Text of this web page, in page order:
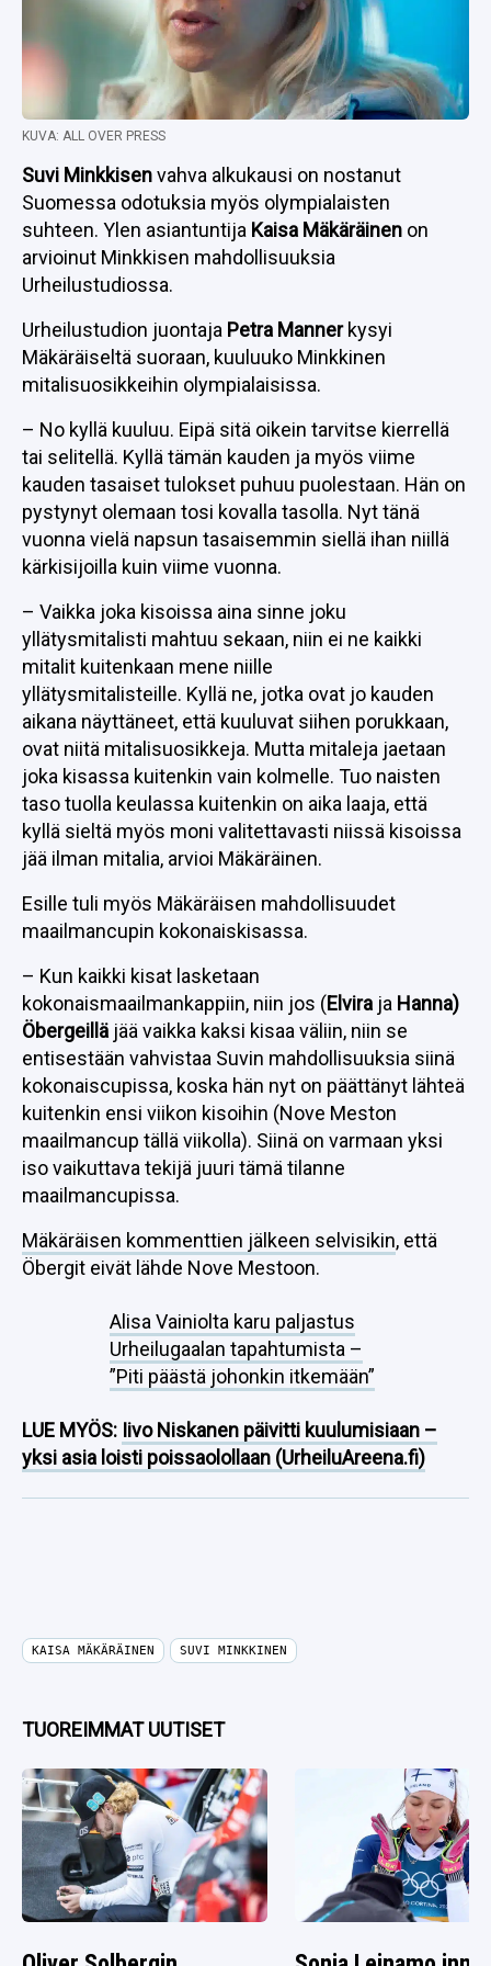
KUVA: ALL OVER PRESS
Suvi Minkkisenvahva alkukausi on nostanut
Suomessa odotuksia myös olympialaisten
suhteen. Ylen asiantuntija Kaisa Mäkäräinen on
arvioinut Minkkisen mahdollisuuksia
Urheilustudiossa.
Urheilustudion juontaja Petra Mannerkysyi
Mäkäräiseltä suoraan, kuuluuko Minkkinen
mitalisuosikkeihin olympialaisissa.
– No kyllä kuuluu. Eipä sitä oikein tarvitse kierrellä
tai selitellä. Kyllä tämän kauden ja myös viime
kauden tasaiset tulokset puhuu puolestaan. Hän on
pystynyt olemaan tosi kovalla tasolla. Nyt tänä
vuonna vielä napsun tasaisemmin siellä ihan niillä
kärkisijoilla kuin viime vuonna.
– Vaikka joka kisoissa aina sinne joku
yllätysmitalisti mahtuu sekaan, niin ei ne kaikki
mitalit kuitenkaan mene niille
yllätysmitalisteille. Kyllä ne, jotka ovat jo kauden
aikana näyttäneet, että kuuluvat siihen porukkaan,
ovat niitä mitalisuosikkeja. Mutta mitaleja jaetaan
joka kisassa kuitenkin vain kolmelle. Tuo naisten
taso tuolla keulassa kuitenkin on aika laaja, että
kyllä sieltä myös moni valitettavasti niissä kisoissa
jää ilman mitalia, arvioi Mäkäräinen.
Esille tuli myös Mäkäräisen mahdollisuudet
maailmancupin kokonaiskisassa.
– Kun kaikki kisat lasketaan
kokonaismaailmankappiin, niin jos (Elvira ja Hanna)
Öbergeillä jää vaikka kaksi kisaa väliin, niin se
entisestään vahvistaa Suvin mahdollisuuksia siinä
kokonaiscupissa, koska hän nyt on päättänyt lähteä
kuitenkin ensi viikon kisoihin (Nove Meston
maailmancup tällä viikolla). Siinä on varmaan yksi
iso vaikuttava tekijä juuri tämä tilanne
maailmancupissa.
Mäkäräisen kommenttien jälkeen selvisikin, että
Öbergit eivät lähde Nove Mestoon.
Alisa Vainiolta karu paljastus
Urheilugaalan tapahtumista –
”Piti päästä johonkin itkemään”
LUE MYÖS: Iivo Niskanen päivitti kuulumisiaan –
yksi asia loisti poissaolollaan (UrheiluAreena.fi)
KAISA MÄKÄRÄINEN SUVI MINKKINEN
TUOREIMMAT UUTISET